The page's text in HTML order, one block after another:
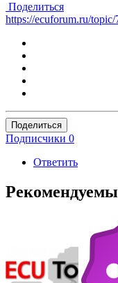
Поделиться
https://ecuforum.ru/
Поделиться
Подписчики 0
Ответить